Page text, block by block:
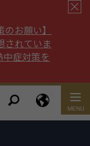
お願い】
されていま
症対策を